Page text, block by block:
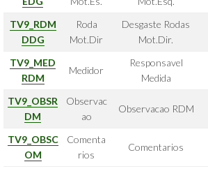
TV9_RDM
DDG
Roda
Mot.Dir
Desgaste Rodas
Mot.Dir.
TV9_MED
RDM
Medidor
Responsavel
Medida
TV9_OBSR
DM
Observac
ao
Observacao RDM
TV9_OBSC
OM
Comenta
rios
Comentarios